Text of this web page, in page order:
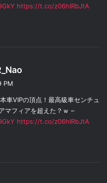
https://t.co/z06hIRbJtA
PM
車VIPの頂点！最高級車センチュ
マフィアを超えた？ｗ –
https://t.co/z06hIRbJtA